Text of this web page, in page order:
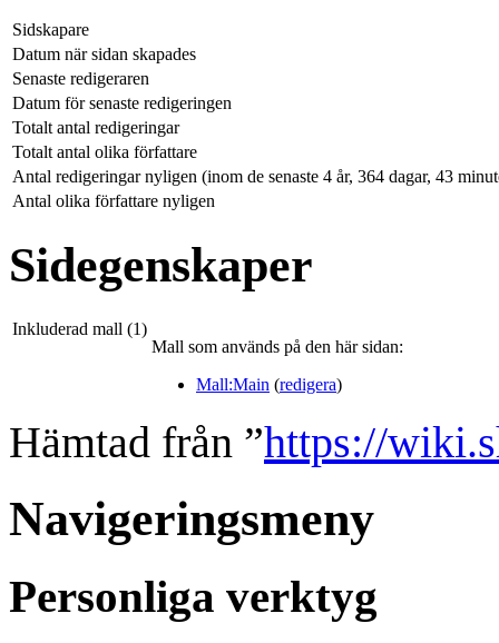
Sidskapare
Datum när sidan skapades
Senaste redigeraren
Datum för senaste redigeringen
Totalt antal redigeringar
Totalt antal olika författare
Antal redigeringar nyligen (inom de senaste 4 år, 364 dagar, 43
Antal olika författare nyligen
Sidegenskaper
Inkluderad mall (1)
Mall som används på den här sidan:
Mall:Main (redigera)
Hämtad från ”https://
Navigeringsmeny
Personliga verktyg